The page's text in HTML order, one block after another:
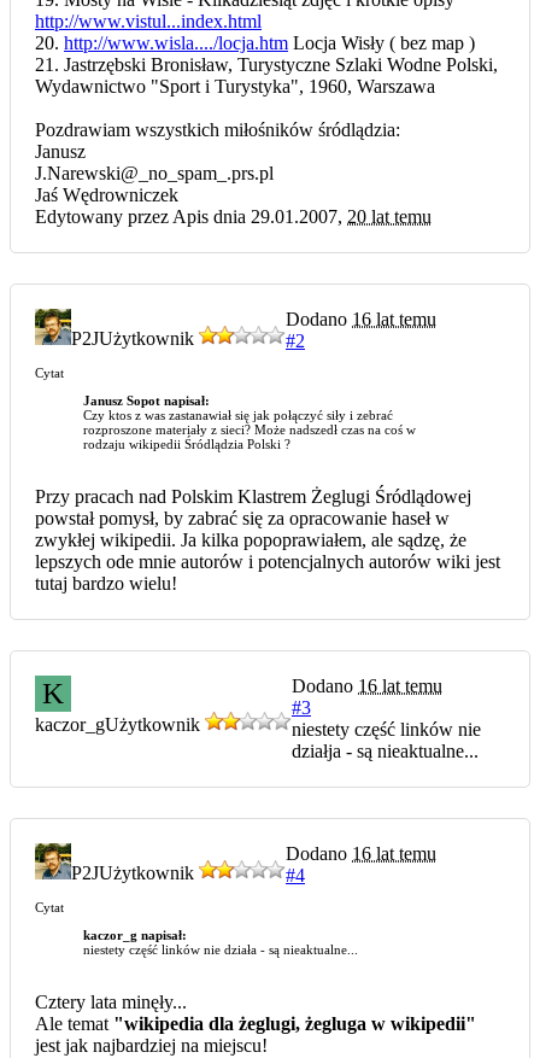
http://www.vistul...index.html
20. http://www.wisla..../locja.htm Locja Wisły ( bez map )
21. Jastrzębski Bronisław, Turystyczne Szlaki Wodne Polski,
Wydawnictwo "Sport i Turystyka", 1960, Warszawa
Pozdrawiam wszystkich miłośników śródlądzia:
Janusz
J.Narewski@_no_spam_.prs.pl
Jaś Wędrowniczek
Edytowany przez Apis dnia 29.01.2007, 20 lat temu
P2JUżytkownik
Dodano 16 lat temu
#2
Cytat
Janusz Sopot napisał:
Czy ktos z was zastanawiał się jak połączyć siły i zebrać
rozproszone materiały z sieci? Może nadszedł czas na coś w
rodzaju wikipedii Śródlądzia Polski ?
Przy pracach nad Polskim Klastrem Żeglugi Śródlądowej
powstał pomysł, by zabrać się za opracowanie haseł w
zwykłej wikipedii. Ja kilka popoprawiałem, ale sądzę, że
lepszych ode mnie autorów i potencjalnych autorów wiki jest
tutaj bardzo wielu!
K
kaczor_gUżytkownik
Dodano 16 lat temu
#3
niestety część linków nie
działja - są nieaktualne...
P2JUżytkownik
Dodano 16 lat temu
#4
Cytat
kaczor_g napisał:
niestety część linków nie działa - są nieaktualne...
Cztery lata minęły...
Ale temat "wikipedia dla żeglugi, żegluga w wikipedii"
jest jak najbardziej na miejscu!